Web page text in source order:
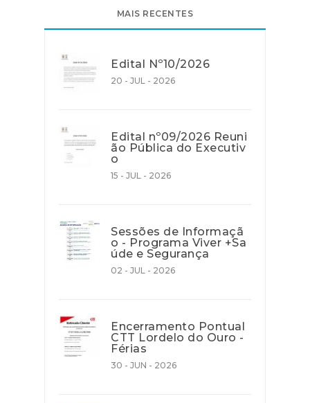
MAIS RECENTES
Edital Nº10/2026
20 - JUL - 2026
Edital nº09/2026 Reuni
ão Pública do Executiv
o
15 - JUL - 2026
Sessões de Informaçã
o - Programa Viver +Sa
úde e Segurança
02 - JUL - 2026
Encerramento Pontual
CTT Lordelo do Ouro -
Férias
30 - JUN - 2026